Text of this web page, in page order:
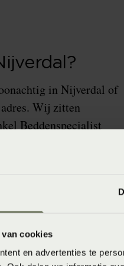
cookies
en advertenties te
in Nijverdal of
Wij zitten
Beddenspecialist